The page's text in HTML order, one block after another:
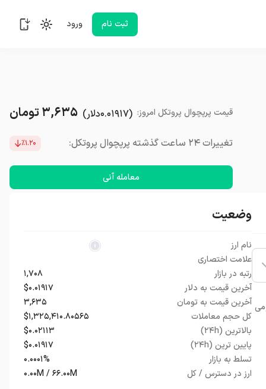
ثبت نام ورود
قیمت پرپچوال پروتکل امروز:
(۰.۰۱۹۱۷دلار) ۳,۶۳۵تومان
تغییرات ۲۴ ساعت گذشته پرپچوال پروتکل: ٪۱.۲۰
معامله آنی
وضعیت
نام ارز
علامت اختصاری
رتبه در بازار
۱,۷۰۸
آخرین قیمت به دلار
$۰.۰۱۹۱۷
آخرین قیمت به تومان
۳,۶۳۵
کل حجم معاملات
$۱,۳۲۵,۴۱۰.۸۰۵۶۵
بالاترین (۲۴h)
$۰.۰۲۱۱۳
پایین ترین (۲۴h)
$۰.۰۱۹۱۷
تسلط به بازار
۰.۰۰۰۱%
ارز در دسترس / کل
۰.۰۰M / ۶۶.۰۰M